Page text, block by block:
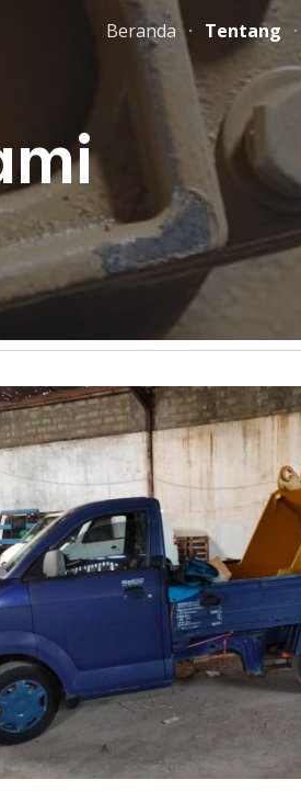
Skip to navigationBeranda Tentang